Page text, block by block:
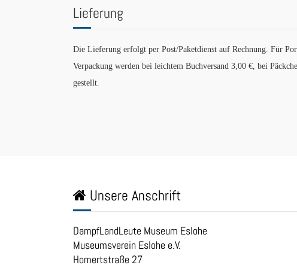
Lieferung
Die Lieferung erfolgt per Post/Paketdienst auf Rechnung. Für
Verpackung werden bei leichtem Buchversand 3,00 €, bei
gestellt.
Unsere Anschrift
DampfLandLeute Museum Eslohe
Museumsverein Eslohe e.V.
Homertstraße 27